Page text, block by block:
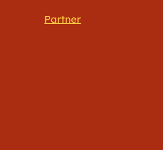
Partner